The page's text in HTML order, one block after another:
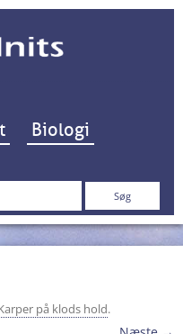
til indhold
Biologi
på klods hold.